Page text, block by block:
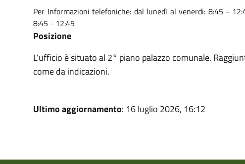
Per Informazioni telefoniche: dal lunedì al venerdi: 8:45 -
8:45 - 12:45
Posizione
L’ufficio è situato al 2° piano palazzo comunale.
come da indicazioni.
Ultimo aggiornamento: 16 luglio 2026, 16:12